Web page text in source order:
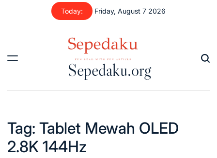
content
Today: Friday, August 7 2026
Sepedaku.org
Tag: Tablet Mewah OLED
2.8K 144Hz